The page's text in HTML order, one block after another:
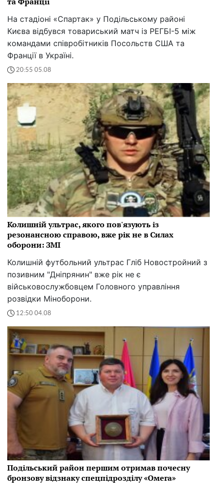
На стадіоні «Спартак» у Подільському районі
Києва відбувся товариський матч із РЕГБІ-5 між
командами співробітників Посольств США та
Франції в Україні.
20:55 05.08
Колишній ультрас, якого пов'язують із
резонансною справою, вже рік не в Силах
оборони: ЗМІ
Колишній футбольний ультрас Гліб Новостройний з
позивним "Дніпрянин" вже рік не є
військовослужбовцем Головного управління
розвідки Міноборони.
12:50 04.08
Подільський район першим отримав почесну
бронзову відзнаку спецпідрозділу «Омега»